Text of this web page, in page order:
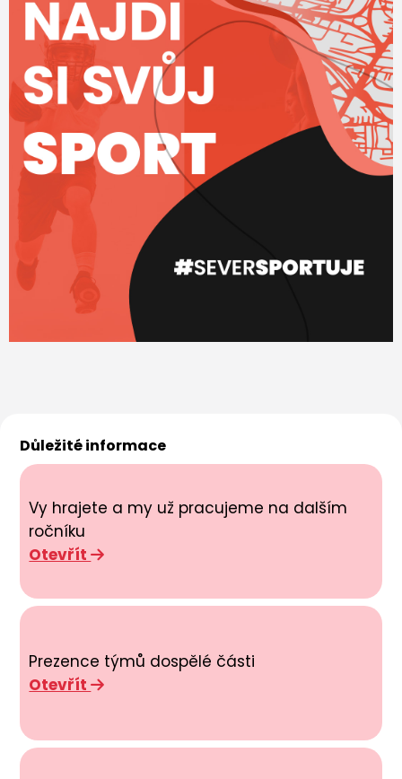
Důležité informace
Vy hrajete a my už pracujeme na dalším
ročníku
Otevřít
Prezence týmů dospělé části
Otevřít